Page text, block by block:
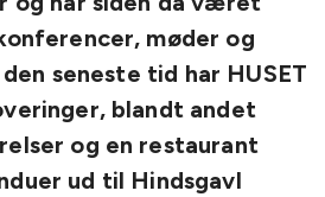
møder og
seneste tid har HUSET
blandt andet
og en restaurant
ud til Hindsgavl